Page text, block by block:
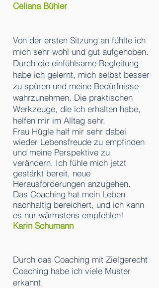
Celiana Bühler
Von der ersten Sitzung an fühlte ich
mich sehr wohl und gut aufgehoben.
Durch die einfühlsame Begleitung
habe ich gelernt, mich selbst besser
zu spüren und meine Bedürfnisse
wahrzunehmen. Die praktischen
Werkzeuge, die ich erhalten habe,
helfen mir im Alltag sehr.
Frau Hügle half mir sehr dabei
wieder Lebensfreude zu empfinden
und meine Perspektive zu
verändern. Ich fühle mich jetzt
gestärkt bereit, neue
Herausforderungen anzugehen.
Das Coaching hat mein Leben
nachhaltig bereichert, und ich kann
es nur wärmstens empfehlen!
Karin Schumann
Durch das Coaching mit Zielgerecht
Coaching habe ich viele Muster
erkannt,